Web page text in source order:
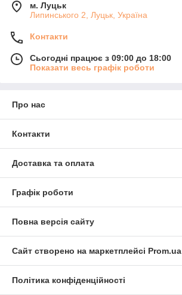
м. Луцьк
Липинського 2, Луцьк, Україна
Контакти
Сьогодні працює з 09:00 до 18:00
Показати весь графік роботи
Про нас
Контакти
Доставка та оплата
Графік роботи
Повна версія сайту
Сайт створено на маркетплейсі Prom.ua
Політика конфіденційності